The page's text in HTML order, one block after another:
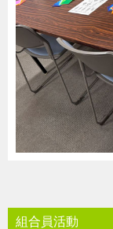
組合員活動